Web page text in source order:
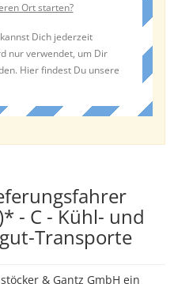
Ort starten?
Dich jederzeit
nur verwendet, um Dir
Hier findest Du unsere
- C - Kühl- und
Transporte
& Gantz GmbH ein